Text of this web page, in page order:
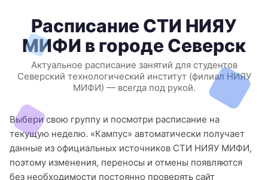
Расписание СТИ НИЯУ
МИФИ в городе Северск
Актуальное расписание занятий для студентов
Северский технологический институт (филиал НИЯУ
МИФИ) — всегда под рукой.
Выбери свою группу и посмотри расписание на
текущую неделю. «Кампус» автоматически получает
данные из официальных источников СТИ НИЯУ МИФИ,
поэтому изменения, переносы и отмены появляются
без необходимости постоянно проверять сайт